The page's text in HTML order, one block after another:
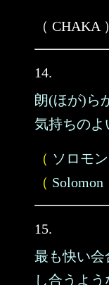
（ CHAKA ）
14.
朗(ほが)ら
気持ちのよ
（ ソロモン
（ Solomon
15.
最も快い会
し合うよう